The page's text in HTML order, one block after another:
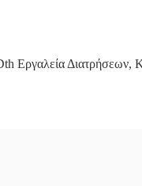
Εργαλεία Διατρήσεων,